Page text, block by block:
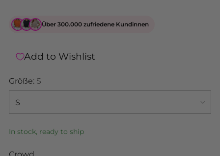
Über 300.000 zufriedene Kundinnen
Add to Wishlist
Größe: S
In stock, ready to ship